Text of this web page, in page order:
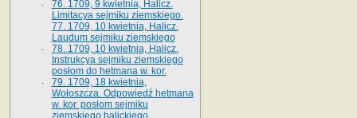
76. 1709, 9 kwietnia, Halicz.
Limitacya sejmiku ziemskiego.
77. 1709, 10 kwietnia, Halicz.
Laudum sejmiku ziemskiego
78. 1709, 10 kwietnia, Halicz.
Instrukcya sejmiku ziemskiego
posłom do hetmana w. kor.
79. 1709, 18 kwietnia,
Wołoszcza. Odpowiedź hetmana
w. kor. posłom sejmiku
ziemskiego halickiego